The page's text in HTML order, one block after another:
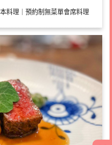
料理｜預約制無菜單會席料理